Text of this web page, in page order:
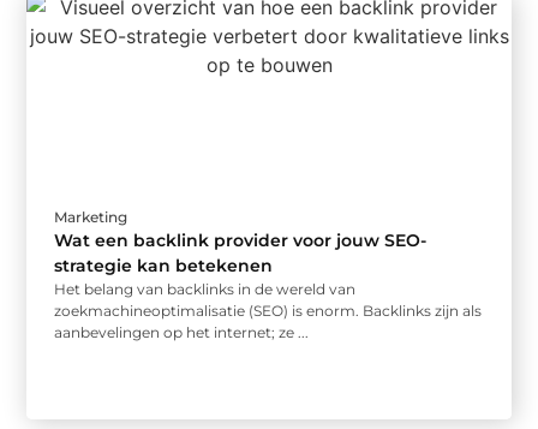
Marketing
Wat een backlink provider voor jouw SEO-
strategie kan betekenen
Het belang van backlinks in de wereld van
zoekmachineoptimalisatie (SEO) is enorm. Backlinks zijn als
aanbevelingen op het internet; ze ...